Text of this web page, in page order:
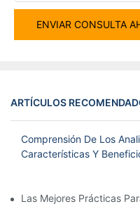
ENVIAR CONSULTA
ARTÍCULOS
Comprensión De Los
Características Y
Las Mejores Prácticas